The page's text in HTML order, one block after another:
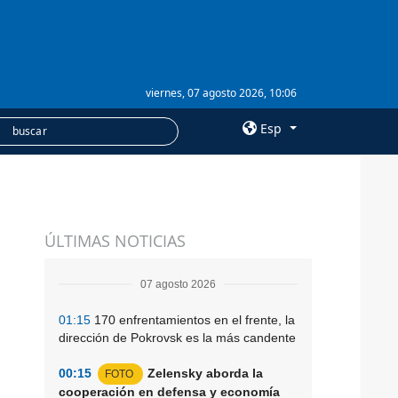
viernes, 07 agosto 2026, 10:06
Esp
Suscripción
ÚLTIMAS NOTICIAS
07 agosto 2026
01:15 170 enfrentamientos en el frente, la
dirección de Pokrovsk es la más candente
00:15 FOTO
Zelensky aborda la
cooperación en defensa y economía